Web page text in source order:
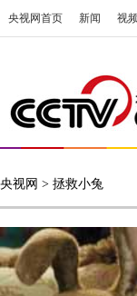
央视网首页 新闻 视
央视网 > 拯救小兔